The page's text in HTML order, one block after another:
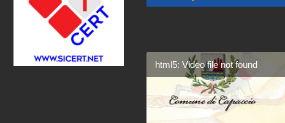
html5: Video file not found